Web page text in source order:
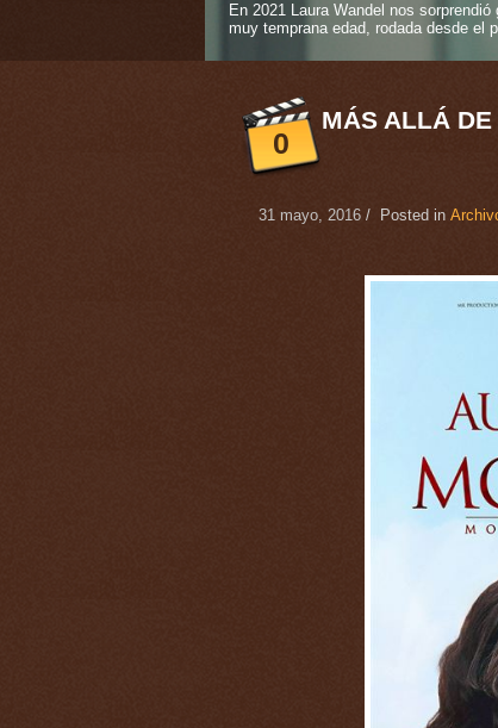
La amistad verdadera es uno de los
Caroline Deruas Peano en "Stereo
0
MÁS ALLÁ
31 mayo, 2016 / Posted in